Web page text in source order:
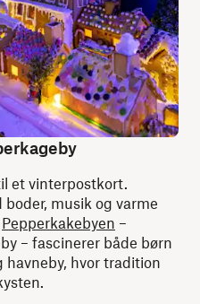
et vinterpostkort.
musik og varme
Pepperkakebyen –
– fascinerer både børn
havneby, hvor tradition